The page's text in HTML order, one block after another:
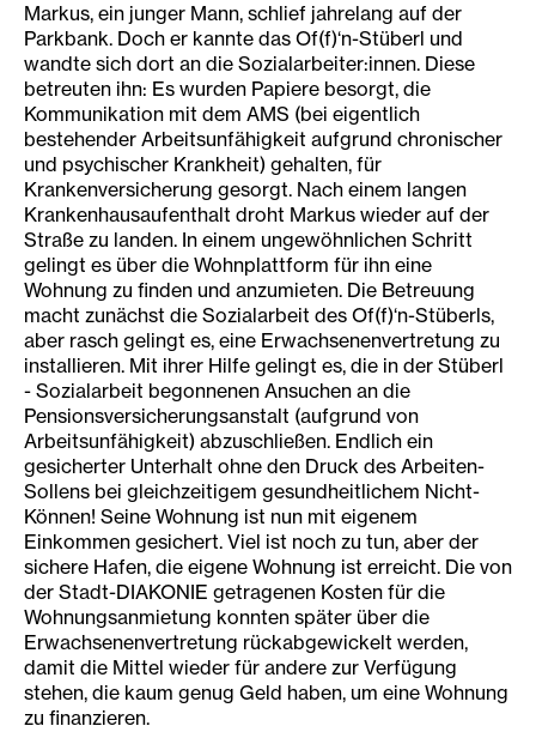
Markus, ein junger Mann, schlief jahrelang auf der
Parkbank. Doch er kannte das Of(f)‘n-Stüberl und
wandte sich dort an die Sozialarbeiter:innen. Diese
betreuten ihn: Es wurden Papiere besorgt, die
Kommunikation mit dem AMS (bei eigentlich
bestehender Arbeitsunfähigkeit aufgrund chronischer
und psychischer Krankheit) gehalten, für
Krankenversicherung gesorgt. Nach einem langen
Krankenhausaufenthalt droht Markus wieder auf der
Straße zu landen. In einem ungewöhnlichen Schritt
gelingt es über die Wohnplattform für ihn eine
Wohnung zu finden und anzumieten. Die Betreuung
macht zunächst die Sozialarbeit des Of(f)‘n-Stüberls,
aber rasch gelingt es, eine Erwachsenenvertretung zu
installieren. Mit ihrer Hilfe gelingt es, die in der Stüberl
- Sozialarbeit begonnenen Ansuchen an die
Pensionsversicherungsanstalt (aufgrund von
Arbeitsunfähigkeit) abzuschließen. Endlich ein
gesicherter Unterhalt ohne den Druck des Arbeiten-
Sollens bei gleichzeitigem gesundheitlichem Nicht-
Können! Seine Wohnung ist nun mit eigenem
Einkommen gesichert. Viel ist noch zu tun, aber der
sichere Hafen, die eigene Wohnung ist erreicht. Die von
der Stadt-DIAKONIE getragenen Kosten für die
Wohnungsanmietung konnten später über die
Erwachsenenvertretung rückabgewickelt werden,
damit die Mittel wieder für andere zur Verfügung
stehen, die kaum genug Geld haben, um eine Wohnung
zu finanzieren.